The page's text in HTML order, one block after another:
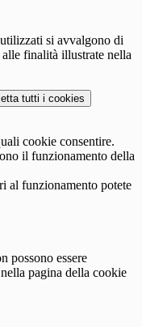
si avvalgono di
finalità illustrate nella
tutti i cookies
cookie consentire.
il funzionamento della
al funzionamento potete
possono essere
pagina della cookie